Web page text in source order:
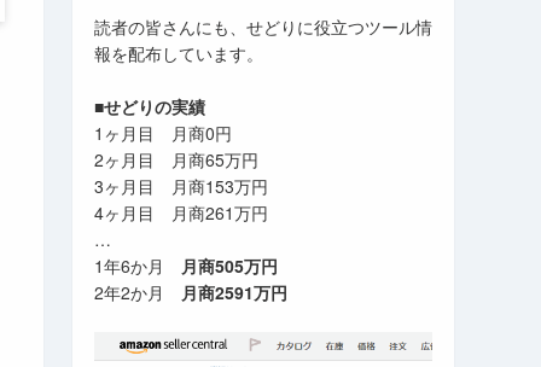
読者の皆さんにも、せどりに役立つツール情
報を配布しています。
■せどりの実績
1ヶ月目 月商0円
2ヶ月目 月商65万円
3ヶ月目 月商153万円
4ヶ月目 月商261万円
…
1年6か月 月商505万円
2年2か月 月商2591万円